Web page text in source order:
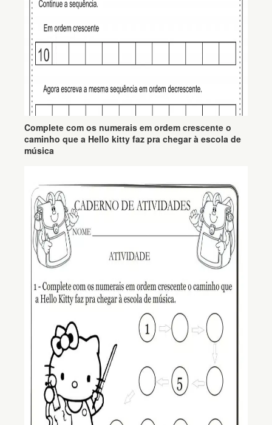
Complete com os numerais em ordem crescente o
caminho que a Hello kitty faz pra chegar à escola de
música